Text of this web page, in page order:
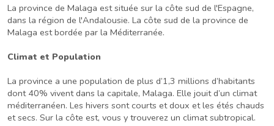
La province de Malaga est située sur la côte sud de l'Espagne,
dans la région de l'Andalousie. La côte sud de la province de
Malaga est bordée par la Méditerranée.
Climat et Population
La province a une population de plus d’1,3 millions d’habitants
dont 40% vivent dans la capitale, Malaga. Elle jouit d’un climat
méditerranéen. Les hivers sont courts et doux et les étés chauds
et secs. Sur la côte est, vous y trouverez un climat subtropical.